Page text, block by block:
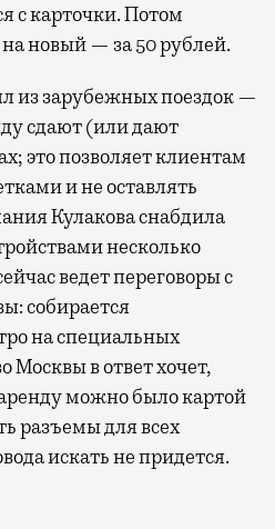
с карточки. Потом
новый — за 50 рублей.
из зарубежных поездок —
сдают (или дают
это позволяет клиентам
и не оставлять
Кулакова снабдила
несколько
ведет переговоры с
собирается
на специальных
Москвы в ответ хочет,
можно было картой
разъемы для всех
искать не придется.